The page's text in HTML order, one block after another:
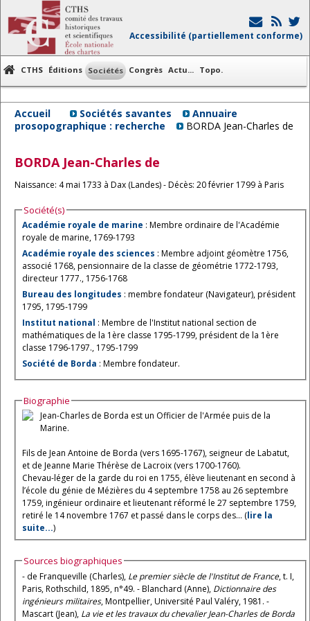
Accessibilité (partiellement conforme)
CTHS Éditions Sociétés Congrès Actu... Topo.
Accueil Sociétés savantes
Annuaire
prosopographique : recherche
BORDA Jean-Charles de
BORDA Jean-Charles de
Naissance: 4 mai 1733 à Dax (Landes) - Décès: 20 février 1799 à Paris
Société(s)
Académie royale de marine : Membre ordinaire de l'Académie
royale de marine, 1769-1793
Académie royale des sciences : Membre adjoint géomètre 1756,
associé 1768, pensionnaire de la classe de géométrie 1772-1793,
directeur 1777., 1756-1768
Bureau des longitudes : membre fondateur (Navigateur), président
1795, 1795-1799
Institut national : Membre de l'Institut national section de
mathématiques de la 1ère classe 1795-1799, président de la 1ère
classe 1796-1797., 1795-1799
Société de Borda : Membre fondateur.
Biographie
Jean-Charles de Borda est un Officier de l'Armée puis de la
Marine.
Fils de Jean Antoine de Borda (vers 1695-1767), seigneur de Labatut,
et de Jeanne Marie Thérèse de Lacroix (vers 1700-1760).
Chevau-léger de la garde du roi en 1755, élève lieutenant en second à
l’école du génie de Mézières du 4 septembre 1758 au 26 septembre
1759, ingénieur ordinaire et lieutenant réformé le 27 septembre 1759,
retiré le 14 novembre 1767 et passé dans le corps des... (lire la
suite...)
Sources biographiques
- de Franqueville (Charles), Le premier siècle de l'Institut de France, t. I,
Paris, Rothschild, 1895, n°49. - Blanchard (Anne), Dictionnaire des
ingénieurs militaires, Montpellier, Université Paul Valéry, 1981. -
Mascart (Jean), La vie et les travaux du chevalier Jean-Charles de Borda